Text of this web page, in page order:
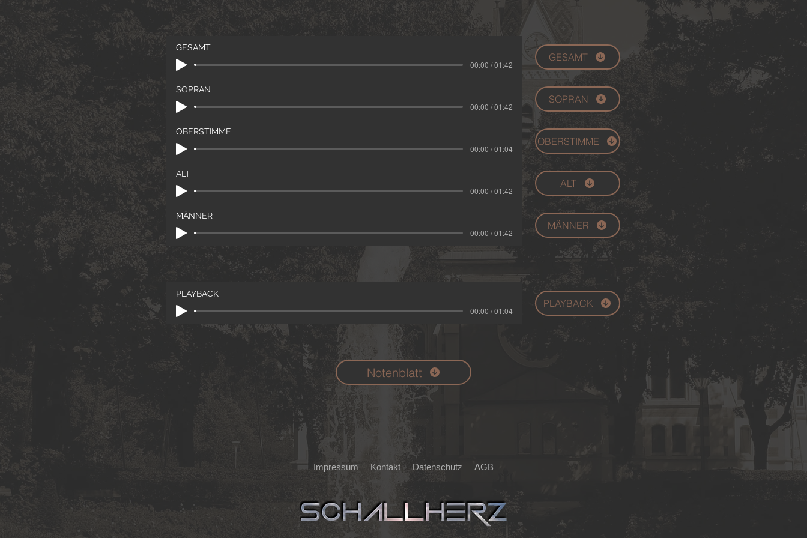
GESAMT
00:00 / 01:42
GESAMT
SOPRAN
00:00 / 01:42
SOPRAN
OBERSTIMME
00:00 / 01:04
OBERSTIMME
ALT
00:00 / 01:42
ALT
MÄNNER
00:00 / 01:42
MÄNNER
PLAYBACK
00:00 / 01:04
PLAYBACK
Notenblatt
Impressum Kontakt Datenschutz AGB